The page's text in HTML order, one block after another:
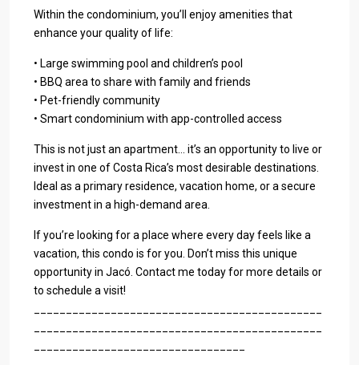
Within the condominium, you’ll enjoy amenities that
enhance your quality of life:
• Large swimming pool and children’s pool
• BBQ area to share with family and friends
• Pet-friendly community
• Smart condominium with app-controlled access
This is not just an apartment… it’s an opportunity to live or
invest in one of Costa Rica’s most desirable destinations.
Ideal as a primary residence, vacation home, or a secure
investment in a high-demand area.
If you’re looking for a place where every day feels like a
vacation, this condo is for you. Don’t miss this unique
opportunity in Jacó. Contact me today for more details or
to schedule a visit!